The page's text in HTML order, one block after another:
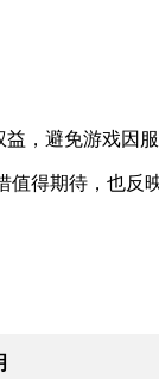
，避免游戏因服
得期待，也反